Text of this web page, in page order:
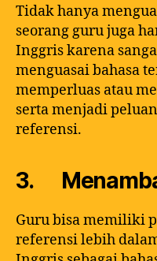
Tidak hanya
seorang guru juga
Inggris karena
menguasai bahasa
memperluas atau
serta menjadi
referensi.
3.
Guru bisa memiliki
referensi lebih